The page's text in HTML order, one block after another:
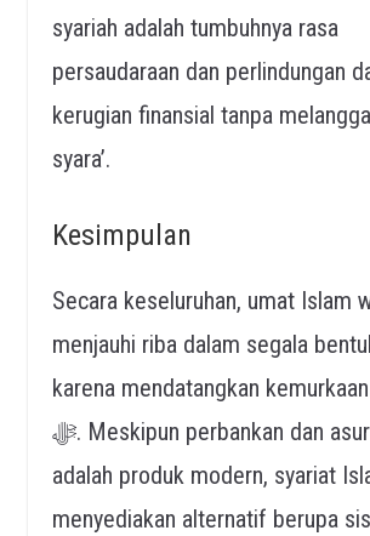
syariah adalah tumbuhnya rasa
persaudaraan dan perlindungan
kerugian finansial tanpa
syara’.
Kesimpulan
Secara keseluruhan, umat Islam
menjauhi riba dalam segala
karena mendatangkan
ﷻ. Meskipun perbankan dan asuransi
adalah produk modern, syariat
menyediakan alternatif berupa